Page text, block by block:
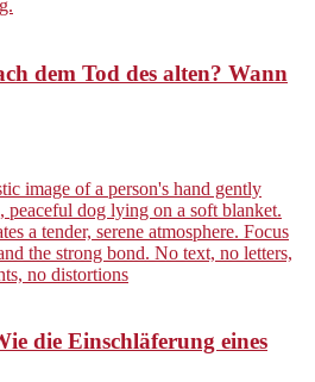
dem Tod des alten? Wann
die Einschläferung eines